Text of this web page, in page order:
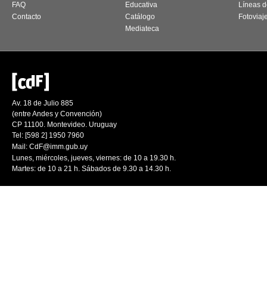
FAQ
Contacto
Educativa
Catálogo
Mediateca
Líneas
Av. 18 de Julio 885
(entre Andes y Convención)
CP 11100. Montevideo. Uruguay
Tel: [598 2] 1950 7960
Mail: CdF@imm.gub.uy
Lunes, miércoles, jueves, viernes: de 10 a 19.30 h.
Martes: de 10 a 21 h. Sábados de 9.30 a 14.30 h.